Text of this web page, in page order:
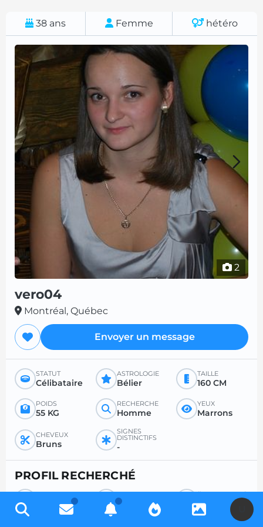
38 ans Femme hétéro
2
vero04
Montréal, Québec
Envoyer un message
STATUT
Célibataire
ASTROLOGIE
Bélier
TAILLE
160 CM
POIDS
55 KG
RECHERCHE
Homme
YEUX
Marrons
CHEVEUX
Bruns
SIGNES
DISTINCTIFS
-
PROFIL RECHERCHÉ
RECHERCHE
Homme
POUR
Amitié
ÂGE SOUHAITÉ
-